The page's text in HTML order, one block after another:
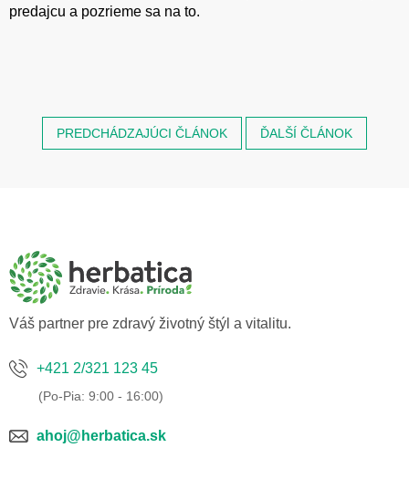
predajcu a pozrieme sa na to.
PREDCHÁDZAJÚCI ČLÁNOK ĎALŠÍ ČLÁNOK
Váš partner pre zdravý životný štýl a vitalitu.
+421 2/321 123 45
ahoj@herbatica.sk